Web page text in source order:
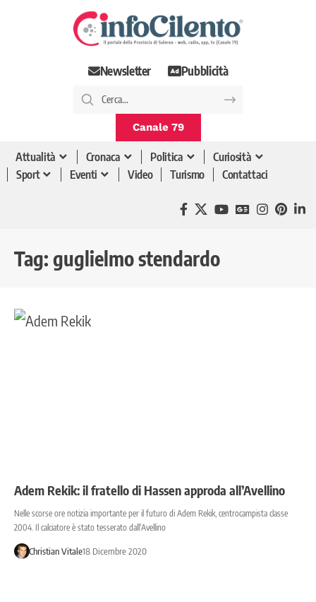
Newsletter Pubblicità
Canale 79
Attualità Cronaca Politica
Curiosità
Sport
Eventi Video Turismo Contattaci
Tag: guglielmo stendardo
Adem Rekik: il fratello di Hassen approda all’Avellino
Nelle scorse ore notizia importante per il futuro di Adem Rekik, centrocampista classe
2004. Il calciatore è stato tesserato dall'Avellino
Christian Vitale18 Dicembre 2020